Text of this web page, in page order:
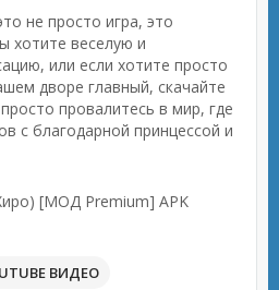
не просто игра, это
хотите веселую и
или если хотите просто
дворе главный, скачайте
провалитесь в мир, где
с благодарной принцессой и
[МОД Premium] APK
ВИДЕО